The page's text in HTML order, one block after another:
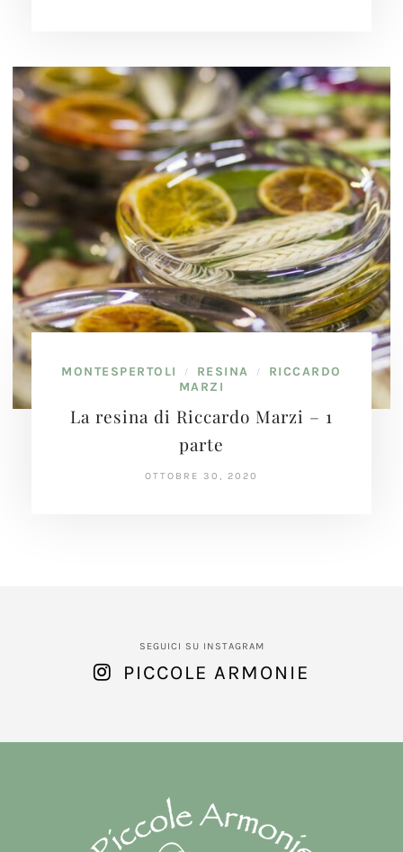
MONTESPERTOLI / RESINA /
RICCARDO
MARZI
La resina di Riccardo Marzi – 1
parte
OTTOBRE 30, 2020
SEGUICI SU INSTAGRAM
PICCOLE ARMONIE